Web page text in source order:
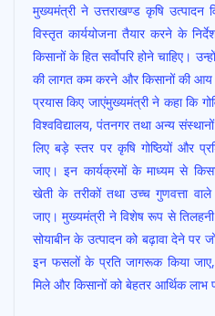
मुख्यमंत्री ने उत्तराखण्ड कृषि उत्पादन
विस्तृत कार्ययोजना तैयार करने के
किसानों के हित सर्वोपरि होने चाहिए।
की लागत कम करने और किसानों की आय
प्रयास किए जाएंमुख्यमंत्री ने कहा कि
विश्वविद्यालय, पंतनगर तथा अन्य
लिए बड़े स्तर पर कृषि गोष्ठियों और
जाए। इन कार्यक्रमों के माध्यम से
खेती के तरीकों तथा उच्च गुणवत्ता
जाए। मुख्यमंत्री ने विशेष रूप से
सोयाबीन के उत्पादन को बढ़ावा देने पर
इन फसलों के प्रति जागरूक किया जाए,
मिले और किसानों को बेहतर आर्थिक लाभ